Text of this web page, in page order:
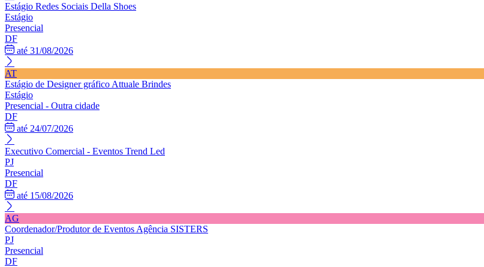
Estágio Redes Sociais Della Shoes
Estágio
Presencial
DF
até 31/08/2026
AT
Estágio de Designer gráfico Attuale Brindes
Estágio
Presencial - Outra cidade
DF
até 24/07/2026
Executivo Comercial - Eventos Trend Led
PJ
Presencial
DF
até 15/08/2026
AG
Coordenador/Produtor de Eventos Agência SISTERS
PJ
Presencial
DF